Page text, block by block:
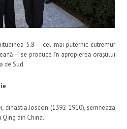
5.8 – cel mai puternic cutremur
– se produce în apropierea orașului
de Sud.
dinastia Joseon (1392-1910), semneaza
din China.